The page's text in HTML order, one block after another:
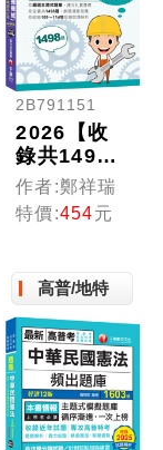
2B791151
2026【收
錄共1498
題，輔以圖
示，不用死
記】主題式
(電機機械)
高分題庫
〔9版〕
（國民營事
業／台電／
台灣菸酒／
中油／台
鐵）
作者:鄭祥瑞
特價:454元
高普/地特